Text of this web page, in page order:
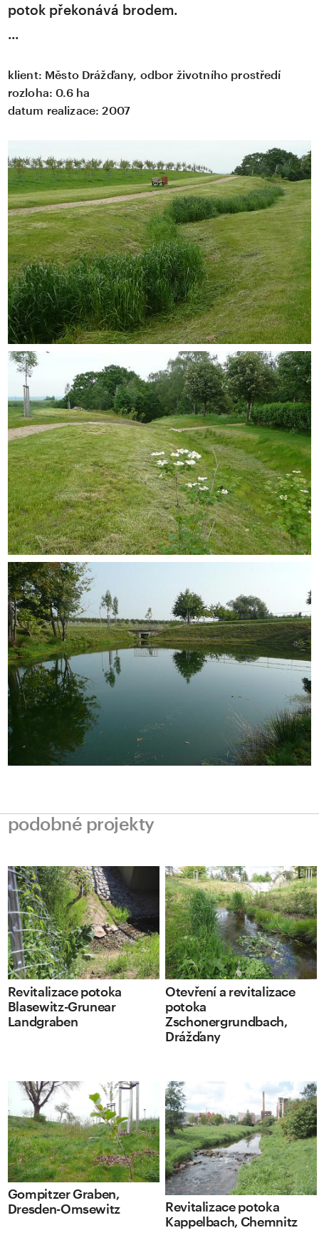
potok překonává brodem.
klient: Město Drážďany, odbor životního prostředí
rozloha: 0.6 ha
datum realizace: 2007
podobné projekty
Revitalizace potoka
Blasewitz-Grunear
Landgraben
Otevření a revitalizace
potoka
Zschonergrundbach,
Drážďany
Gompitzer Graben,
Dresden-Omsewitz
Revitalizace potoka
Kappelbach, Chemnitz